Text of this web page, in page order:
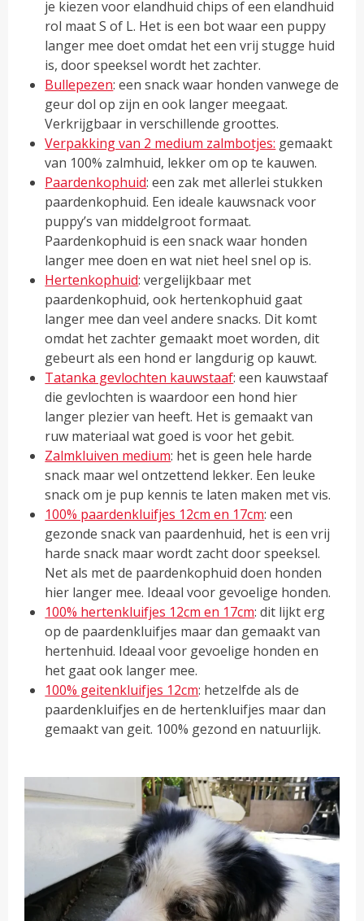
je kiezen voor elandhuid chips of een elandhuid
rol maat S of L. Het is een bot waar een puppy
langer mee doet omdat het een vrij stugge huid
is, door speeksel wordt het zachter.
Bullepezen: een snack waar honden vanwege de
geur dol op zijn en ook langer meegaat.
Verkrijgbaar in verschillende groottes.
Verpakking van 2 medium zalmbotjes: gemaakt
van 100% zalmhuid, lekker om op te kauwen.
Paardenkophuid: een zak met allerlei stukken
paardenkophuid. Een ideale kauwsnack voor
puppy’s van middelgroot formaat.
Paardenkophuid is een snack waar honden
langer mee doen en wat niet heel snel op is.
Hertenkophuid: vergelijkbaar met
paardenkophuid, ook hertenkophuid gaat
langer mee dan veel andere snacks. Dit komt
omdat het zachter gemaakt moet worden, dit
gebeurt als een hond er langdurig op kauwt.
Tatanka gevlochten kauwstaaf: een kauwstaaf
die gevlochten is waardoor een hond hier
langer plezier van heeft. Het is gemaakt van
ruw materiaal wat goed is voor het gebit.
Zalmkluiven medium: het is geen hele harde
snack maar wel ontzettend lekker. Een leuke
snack om je pup kennis te laten maken met vis.
100% paardenkluifjes 12cm en 17cm: een
gezonde snack van paardenhuid, het is een vrij
harde snack maar wordt zacht door speeksel.
Net als met de paardenkophuid doen honden
hier langer mee. Ideaal voor gevoelige honden.
100% hertenkluifjes 12cm en 17cm: dit lijkt erg
op de paardenkluifjes maar dan gemaakt van
hertenhuid. Ideaal voor gevoelige honden en
het gaat ook langer mee.
100% geitenkluifjes 12cm: hetzelfde als de
paardenkluifjes en de hertenkluifjes maar dan
gemaakt van geit. 100% gezond en natuurlijk.